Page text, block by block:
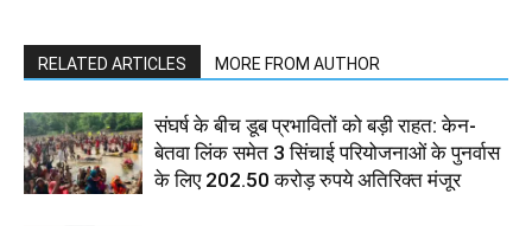
RELATED ARTICLES MORE FROM AUTHOR
संघर्ष के बीच डूब प्रभावितों को बड़ी राहत: केन-
बेतवा लिंक समेत 3 सिंचाई परियोजनाओं के पुनर्वास
के लिए 202.50 करोड़ रुपये अतिरिक्त मंजूर